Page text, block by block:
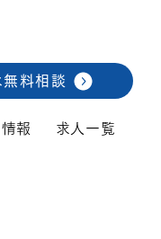
無料相談
報 求人一覧